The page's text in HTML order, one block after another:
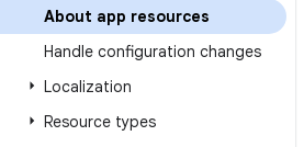
About app resources
Handle configuration changes
Localization
Resource types